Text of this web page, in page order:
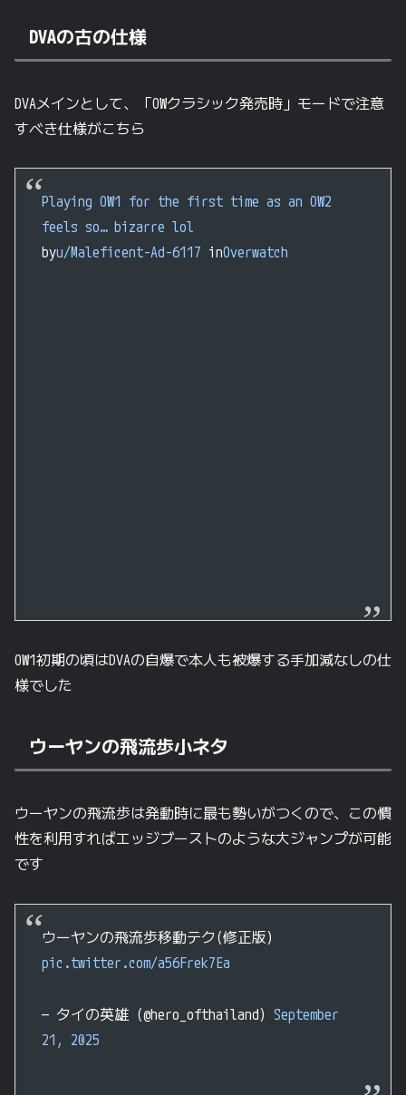
DVAの古の仕様
DVAメインとして、「OWクラシック発売時」モードで注意
すべき仕様がこちら
Playing OW1 for the first time as an OW2
feels so… bizarre lol
byu/Maleficent-Ad-6117 inOverwatch
OW1初期の頃はDVAの自爆で本人も被爆する手加減なしの仕
様でした
ウーヤンの飛流歩小ネタ
ウーヤンの飛流歩は発動時に最も勢いがつくので、この慣
性を利用すればエッジブーストのような大ジャンプが可能
です
ウーヤンの飛流歩移動テク(修正版)
pic.twitter.com/a56Frek7Ea
— タイの英雄 (@hero_ofthailand) September
21, 2025